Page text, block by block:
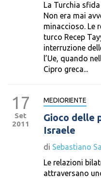
La Turchia
Non era mai
minaccioso. Le
turco Recep
interruzione
l’Ue, quando
Cipro greca...
17
Set
2011
MEDIORIENTE
Gioco delle
Israele
di Sebastiano
Le relazioni
attraversano